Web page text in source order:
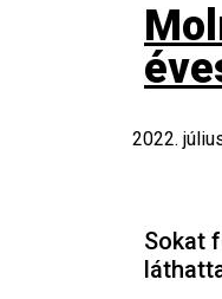
2022.
Sokat